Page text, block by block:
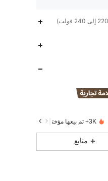
3K+ تم بيعها مؤخرًا
متابع